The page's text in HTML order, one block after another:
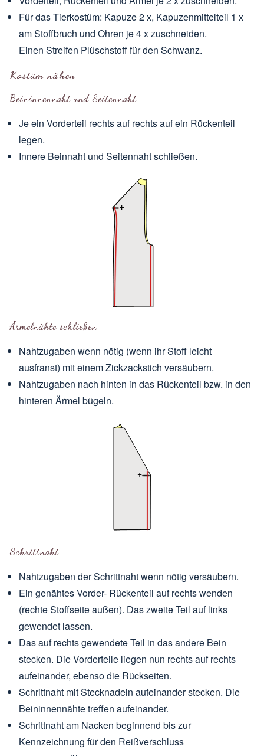
Für das Tierkostüm: Kapuze 2 x, Kapuzenmittelteil 1 x
am Stoffbruch und Ohren je 4 x zuschneiden.
Einen Streifen Plüschstoff für den Schwanz.
Kostüm nähen
Beininnennaht und Seitennaht
Je ein Vorderteil rechts auf rechts auf ein Rückenteil
legen.
Innere Beinnaht und Seitennaht schließen.
Ärmelnähte schließen
Nahtzugaben wenn nötig (wenn ihr Stoff leicht
ausfranst) mit einem Zickzackstich versäubern.
Nahtzugaben nach hinten in das Rückenteil bzw. in den
hinteren Ärmel bügeln.
Schrittnaht
Nahtzugaben der Schrittnaht wenn nötig versäubern.
Ein genähtes Vorder- Rückenteil auf rechts wenden
(rechte Stoffseite außen). Das zweite Teil auf links
gewendet lassen.
Das auf rechts gewendete Teil in das andere Bein
stecken. Die Vorderteile liegen nun rechts auf rechts
aufeinander, ebenso die Rückseiten.
Schrittnaht mit Stecknadeln aufeinander stecken. Die
Beininnennähte treffen aufeinander.
Schrittnaht am Nacken beginnend bis zur
Kennzeichnung für den Reißverschluss